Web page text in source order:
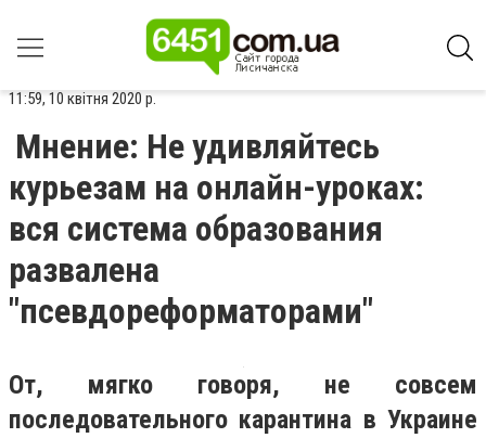
11:59, 10 квітня 2020 р.
Мнение: Не удивляйтесь
курьезам на онлайн-уроках:
вся система образования
развалена
"псевдореформаторами"
От, мягко говоря, не совсем
последовательного карантина в Украине